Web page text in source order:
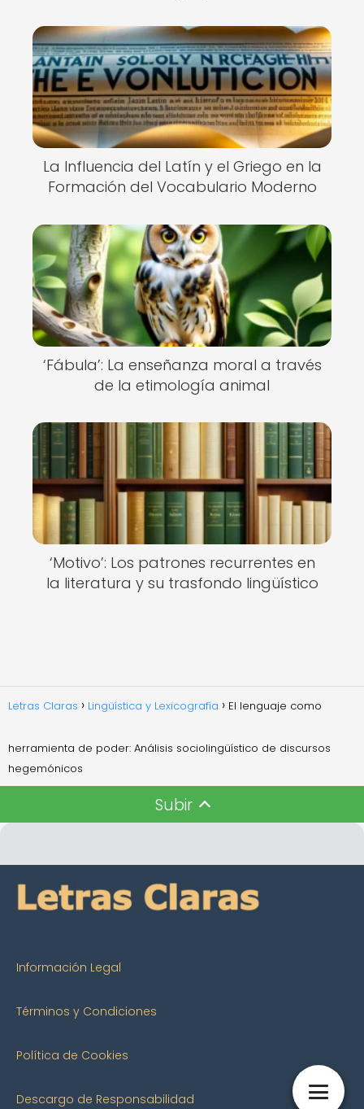
La Influencia del Latín y el Griego en la
Formación del Vocabulario Moderno
‘Fábula’: La enseñanza moral a través
de la etimología animal
‘Motivo’: Los patrones recurrentes en
la literatura y su trasfondo lingüístico
Letras Claras Lingüística y Lexicografía El lenguaje como
herramienta de poder: Análisis sociolingüístico de discursos
hegemónicos
Subir
Información Legal
Términos y Condiciones
Política de Cookies
Descargo de Responsabilidad